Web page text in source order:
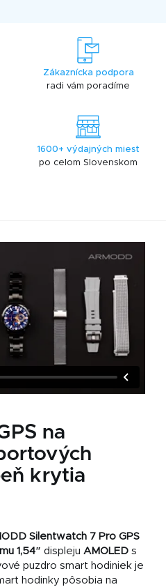
Zákaznícka podpora
radi vám poradíme
1600+ výdajných miest
po celom Slovenskom
na
krytia
Silentwatch 7 Pro GPS
1,54″ displeju AMOLED s
puzdro smart hodiniek je
hodinky pôsobia na